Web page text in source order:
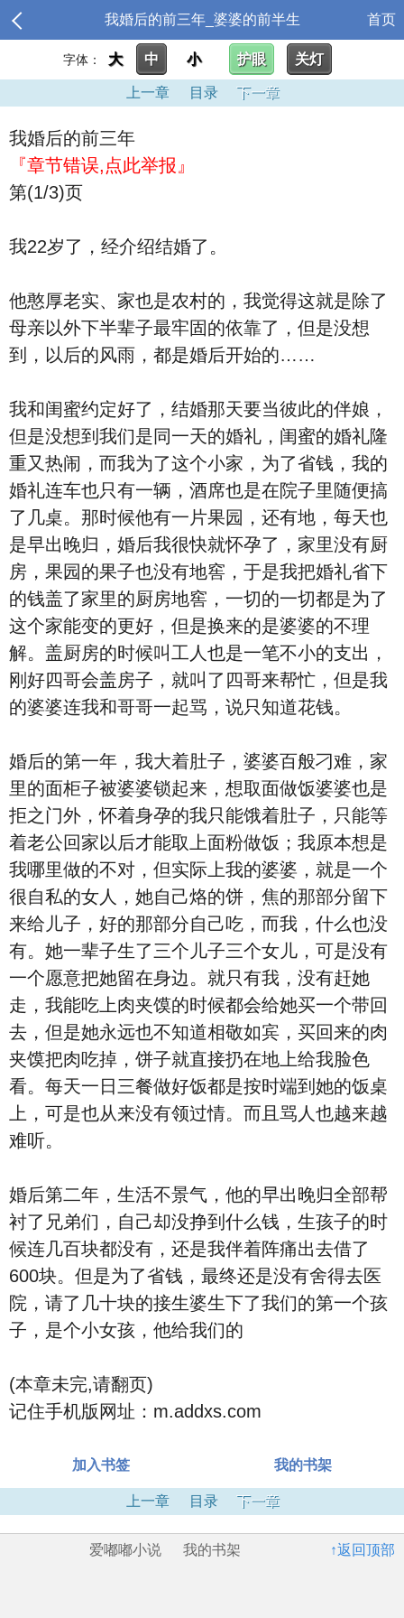
我婚后的前三年_婆婆的前半生 首页
字体： 大 中 小 护眼 关灯
上一章 目录 下一章
我婚后的前三年
『章节错误,点此举报』
第(1/3)页
我22岁了，经介绍结婚了。
他憨厚老实、家也是农村的，我觉得这就是除了
母亲以外下半辈子最牢固的依靠了，但是没想
到，以后的风雨，都是婚后开始的……
我和闺蜜约定好了，结婚那天要当彼此的伴娘，
但是没想到我们是同一天的婚礼，闺蜜的婚礼隆
重又热闹，而我为了这个小家，为了省钱，我的
婚礼连车也只有一辆，酒席也是在院子里随便搞
了几桌。那时候他有一片果园，还有地，每天也
是早出晚归，婚后我很快就怀孕了，家里没有厨
房，果园的果子也没有地窖，于是我把婚礼省下
的钱盖了家里的厨房地窖，一切的一切都是为了
这个家能变的更好，但是换来的是婆婆的不理
解。盖厨房的时候叫工人也是一笔不小的支出，
刚好四哥会盖房子，就叫了四哥来帮忙，但是我
的婆婆连我和哥哥一起骂，说只知道花钱。
婚后的第一年，我大着肚子，婆婆百般刁难，家
里的面柜子被婆婆锁起来，想取面做饭婆婆也是
拒之门外，怀着身孕的我只能饿着肚子，只能等
着老公回家以后才能取上面粉做饭；我原本想是
我哪里做的不对，但实际上我的婆婆，就是一个
很自私的女人，她自己烙的饼，焦的那部分留下
来给儿子，好的那部分自己吃，而我，什么也没
有。她一辈子生了三个儿子三个女儿，可是没有
一个愿意把她留在身边。就只有我，没有赶她
走，我能吃上肉夹馍的时候都会给她买一个带回
去，但是她永远也不知道相敬如宾，买回来的肉
夹馍把肉吃掉，饼子就直接扔在地上给我脸色
看。每天一日三餐做好饭都是按时端到她的饭桌
上，可是也从来没有领过情。而且骂人也越来越
难听。
婚后第二年，生活不景气，他的早出晚归全部帮
衬了兄弟们，自己却没挣到什么钱，生孩子的时
候连几百块都没有，还是我伴着阵痛出去借了
600块。但是为了省钱，最终还是没有舍得去医
院，请了几十块的接生婆生下了我们的第一个孩
子，是个小女孩，他给我们的
(本章未完,请翻页)
记住手机版网址：m.addxs.com
加入书签 我的书架
上一章 目录 下一章
↑返回顶部
爱嘟嘟小说 我的书架